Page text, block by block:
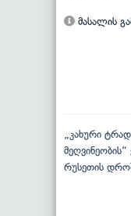
მასალის
„კახური
მეღვინეობის“
რუსეთის